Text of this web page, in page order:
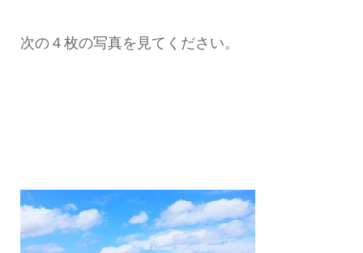
次の４枚の写真を見てください。